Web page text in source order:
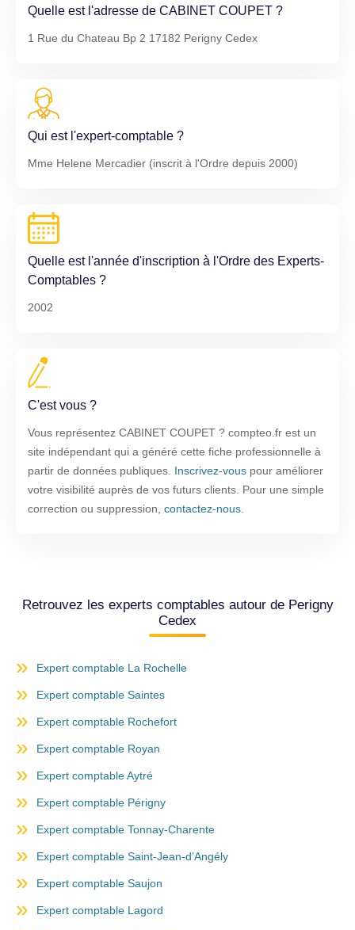
Quelle est l'adresse de CABINET COUPET ?
1 Rue du Chateau Bp 2 17182 Perigny Cedex
Qui est l'expert-comptable ?
Mme Helene Mercadier (inscrit à l'Ordre depuis 2000)
Quelle est l'année d'inscription à l'Ordre des Experts-
Comptables ?
2002
C'est vous ?
Vous représentez CABINET COUPET ? compteo.fr est un
site indépendant qui a généré cette fiche professionnelle à
partir de données publiques. Inscrivez-vous pour améliorer
votre visibilité auprès de vos futurs clients. Pour une simple
correction ou suppression, contactez-nous
Retrouvez les experts comptables autour de Perigny
Cedex
Expert comptable La Rochelle
Expert comptable Saintes
Expert comptable Rochefort
Expert comptable Royan
Expert comptable Aytré
Expert comptable Périgny
Expert comptable Tonnay-Charente
Expert comptable Saint-Jean-d’Angély
Expert comptable Saujon
Expert comptable Lagord